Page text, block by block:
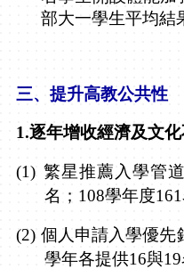
部大一學生平均結
三、 提升高教公共性
1.逐年增收經濟及文
(1) 繁星推薦入學管
名； 108學年度161
(2) 個人申請入學優先
學年各提供16與19